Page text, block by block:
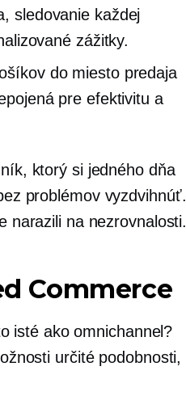
sledovanie každej
zážitky.
do miesto predaja
pre efektivitu a
ktorý si jedného dňa
problémov vyzdvihnúť.
narazili na nezrovnalosti.
Commerce
isté ako omnichannel?
určité podobnosti,